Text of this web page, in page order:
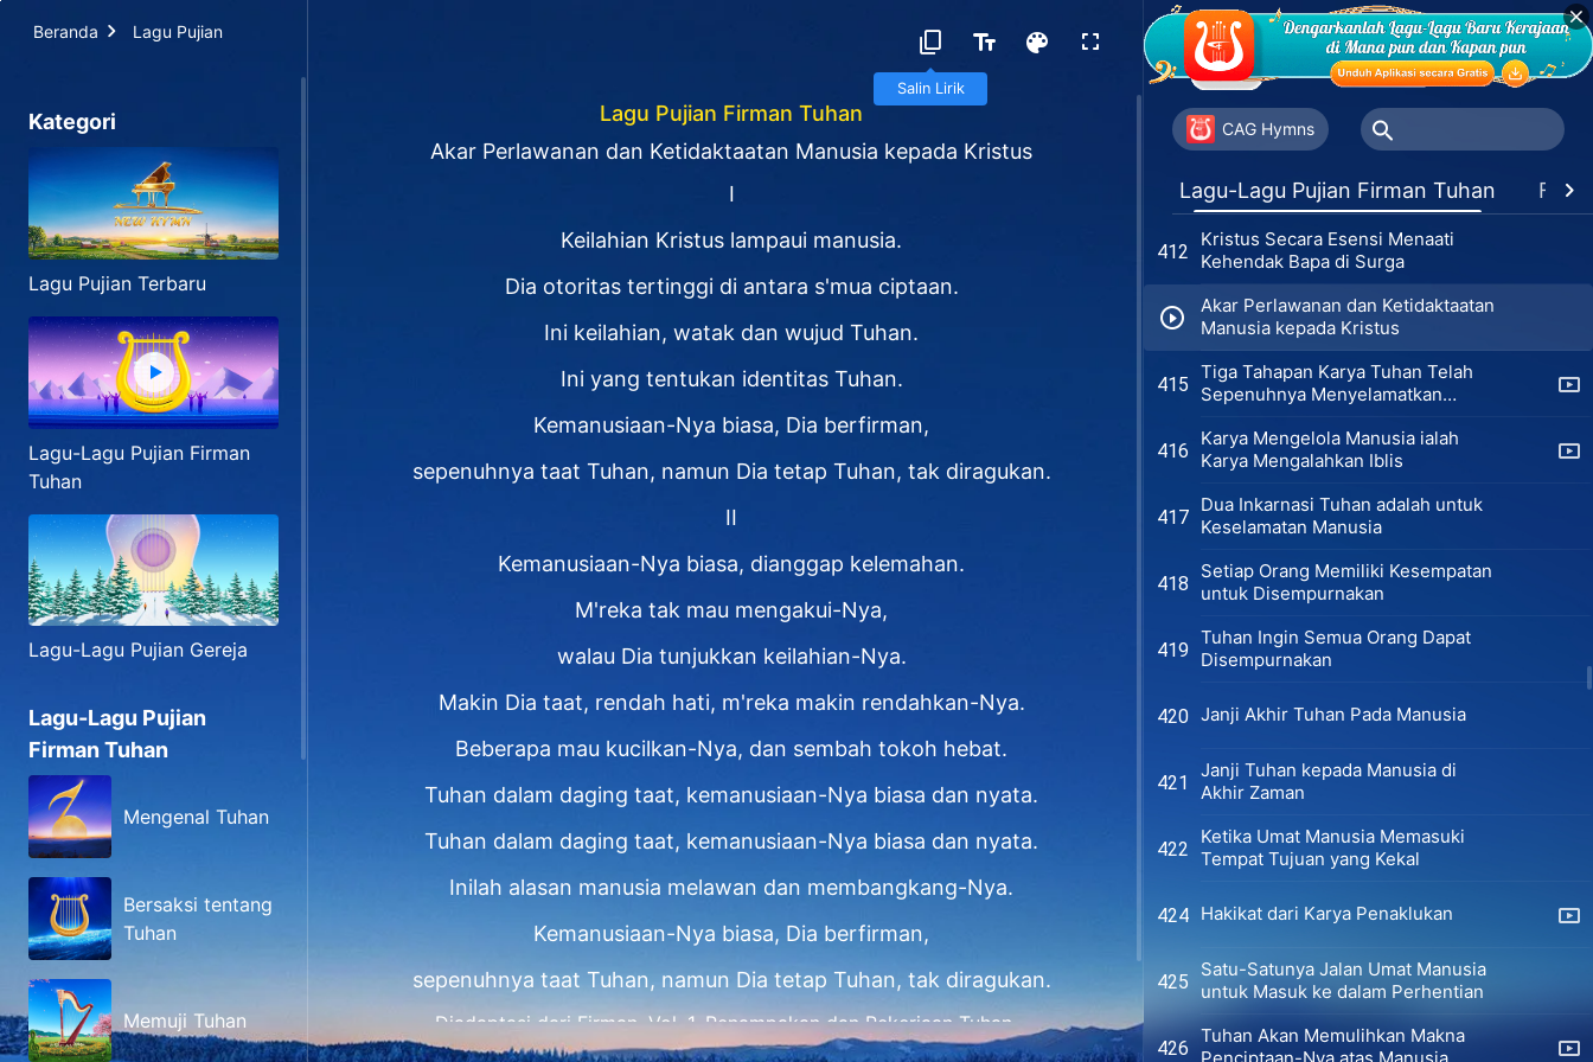
Beranda Lagu Pujian
Kategori
Lagu Pujian Terbaru
Lagu-Lagu Pujian Firman
Tuhan
Lagu-Lagu Pujian Gereja
Lagu-Lagu Pujian
Firman Tuhan
Mengenal Tuhan
Bersaksi tentang
Tuhan
Memuji Tuhan
Lagu Pujian Firman Tuhan
Akar Perlawanan dan Ketidaktaatan Manusia kepada Kristus
I
Keilahian Kristus lampaui manusia.
Dia otoritas tertinggi di antara s'mua ciptaan.
Ini keilahian, watak dan wujud Tuhan.
Ini yang tentukan identitas Tuhan.
Kemanusiaan-Nya biasa, Dia berfirman,
sepenuhnya taat Tuhan, namun Dia tetap Tuhan, tak diragukan.
II
Kemanusiaan-Nya biasa, dianggap kelemahan.
M'reka tak mau mengakui-Nya,
walau Dia tunjukkan keilahian-Nya.
Makin Dia taat, rendah hati, m'reka makin rendahkan-Nya.
Beberapa mau kucilkan-Nya, dan sembah tokoh hebat.
Tuhan dalam daging taat, kemanusiaan-Nya biasa dan nyata.
Tuhan dalam daging taat, kemanusiaan-Nya biasa dan nyata.
Inilah alasan manusia melawan dan membangkang-Nya.
Kemanusiaan-Nya biasa, Dia berfirman,
sepenuhnya taat Tuhan, namun Dia tetap Tuhan, tak diragukan.
Diadaptasi dari Firman, Vol. 1, Penampakan dan Pekerjaan Tuhan,
CAG Hymns
Lagu-Lagu Pujian Firman Tuhan
Melihat Penampakan Tuhan? (Versi
1)
408
Dapatkah Mereka yang Tidak
Menerima Pekerjaan Baru Roh
Kudus Melihat Penampakan Tuhan?
(Versi 2)
409
Pengikut Tuhan yang Tulus Dapat
Tetap Teguh dalam Ujian
411
dalam Roh Punya Hakikat yang
Sama
412
Kristus Secara Esensi Menaati
Kehendak Bapa di Surga
Akar Perlawanan dan Ketidaktaatan
Manusia kepada Kristus
415
Tiga Tahapan Karya Tuhan Telah
Sepenuhnya Menyelamatkan
416
Karya Mengelola Manusia ialah
Karya Mengalahkan Iblis
417
Dua Inkarnasi Tuhan adalah untuk
Keselamatan Manusia
418
Setiap Orang Memiliki Kesempatan
untuk Disempurnakan
419
Tuhan Ingin Semua Orang Dapat
Disempurnakan
420 Janji Akhir Tuhan Pada Manusia
421
Janji Tuhan kepada Manusia di
Akhir Zaman
422
Ketika Umat Manusia Memasuki
Tempat Tujuan yang Kekal
424 Hakikat dari Karya Penaklukan
425
Satu-Satunya Jalan Umat Manusia
untuk Masuk ke dalam Perhentian
426
Tuhan Akan Memulihkan Makna